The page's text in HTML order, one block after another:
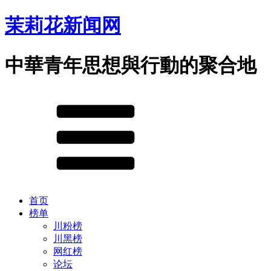
茉莉花新闻网
中華青年思想與行動的聚合地
首页
榜单
川粉榜
川黑榜
网红榜
论坛